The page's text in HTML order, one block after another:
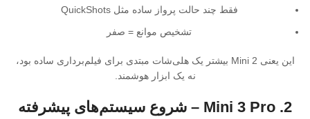
فقط چند حالت پرواز ساده مثل QuickShots
تشخیص موانع = صفر
این یعنی Mini 2 بیشتر یک هلی‌شات مبتدی برای فیلم‌برداری ساده بود،
نه یک ابزار هوشمند.
2. Mini 3 Pro – شروع سیستم‌های پیشرفته